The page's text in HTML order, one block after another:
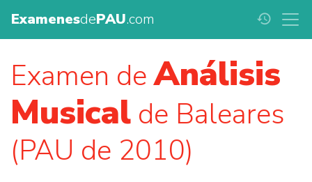
ExamenesdePAU.com history
Examen deAnálisis
Musical de Baleares
(PAU de 2010)